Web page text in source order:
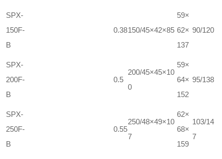
SPX-
150F-
B
0.38150/45×42×85
59×
62×
137
90/120
SPX-
200F-
B
0.5
200/45×45×10
0
59×
64×
152
95/138
SPX-
250F-
B
0.55
250/48×49×10
7
62×
68×
159
103/14
7